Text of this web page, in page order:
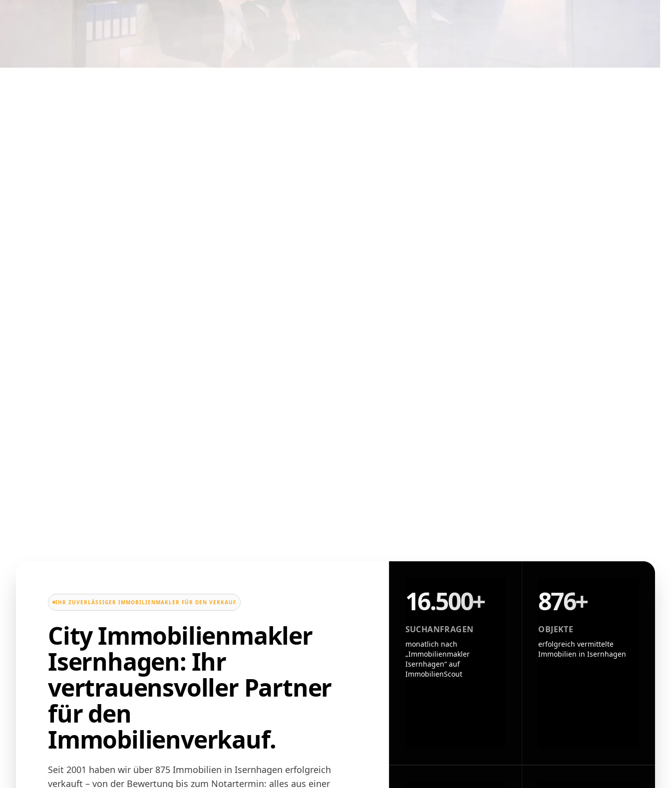
IHR ZUVERLÄSSIGER IMMOBILIENMAKLER FÜR DEN VERKAUF
City Immobilienmakler
Isernhagen: Ihr
vertrauensvoller Partner
für den
Immobilienverkauf.
Seit 2001 haben wir über 875 Immobilien in Isernhagen erfolgreich
verkauft – von der Bewertung bis zum Notartermin: alles aus einer
16.500+
SUCHANFRAGEN
monatlich nach
„Immobilienmakler
Isernhagen“ auf
ImmobilienScout
876+
OBJEKTE
erfolgreich vermittelte
Immobilien in Isernhagen